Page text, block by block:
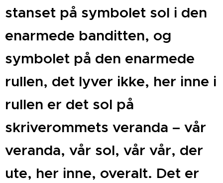
stanset på symbolet sol i den
enarmede banditten, og
symbolet på den enarmede
rullen, det lyver ikke, her inne i
rullen er det sol på
skriverommets veranda – vår
veranda, vår sol, vår vår, der
ute, her inne, overalt. Det er